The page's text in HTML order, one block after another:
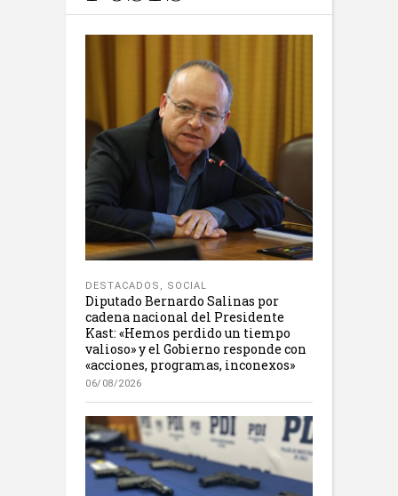
DESTACADOS , SOCIAL
Diputado Bernardo Salinas por
cadena nacional del Presidente
Kast: «Hemos perdido un tiempo
valioso» y el Gobierno responde con
«acciones, programas, inconexos»
06/08/2026